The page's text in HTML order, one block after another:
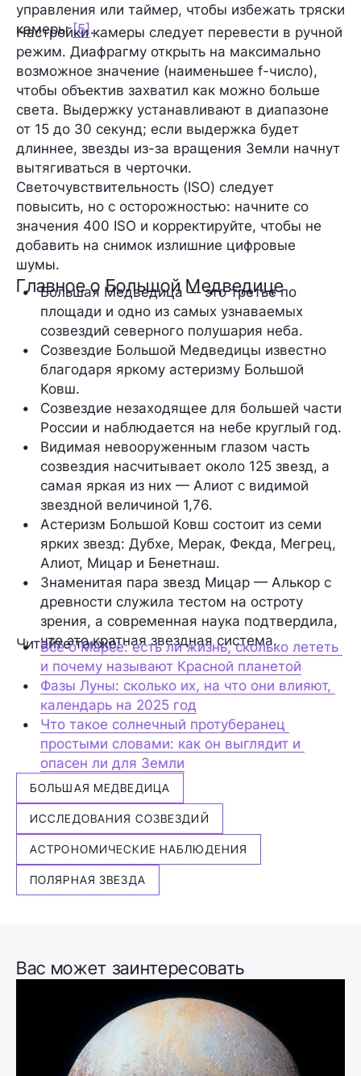
управления или таймер, чтобы избежать тряски
камеры[5] .
Настройки камеры следует перевести в ручной
режим. Диафрагму открыть на максимально
возможное значение (наименьшее f-число),
чтобы объектив захватил как можно больше
света. Выдержку устанавливают в диапазоне
от 15 до 30 секунд; если выдержка будет
длиннее, звезды из-за вращения Земли начнут
вытягиваться в черточки.
Светочувствительность (ISO) следует
повысить, но с осторожностью: начните со
значения 400 ISO и корректируйте, чтобы не
добавить на снимок излишние цифровые
шумы.
Главное о Большой Медведице
Большая Медведица — это третье по
площади и одно из самых узнаваемых
созвездий северного полушария неба.
Созвездие Большой Медведицы известно
благодаря яркому астеризму Большой
Ковш.
Созвездие незаходящее для большей части
России и наблюдается на небе круглый год.
Видимая невооруженным глазом часть
созвездия насчитывает около 125 звезд, а
самая яркая из них — Алиот с видимой
звездной величиной 1,76.
Астеризм Большой Ковш состоит из семи
ярких звезд: Дубхе, Мерак, Фекда, Мегрец,
Алиот, Мицар и Бенетнаш.
Знаменитая пара звезд Мицар — Алькор с
древности служила тестом на остроту
зрения, а современная наука подтвердила,
что это кратная звездная система.
Читайте также:
Все о Марсе: есть ли жизнь, сколько лететь
и почему называют Красной планетой
Фазы Луны: сколько их, на что они влияют,
календарь на 2025 год
Что такое солнечный протуберанец
простыми словами: как он выглядит и
опасен ли для Земли
БОЛЬШАЯ МЕДВЕДИЦА
ИССЛЕДОВАНИЯ СОЗВЕЗДИЙ
АСТРОНОМИЧЕСКИЕ НАБЛЮДЕНИЯ
ПОЛЯРНАЯ ЗВЕЗДА
Вас может заинтересовать